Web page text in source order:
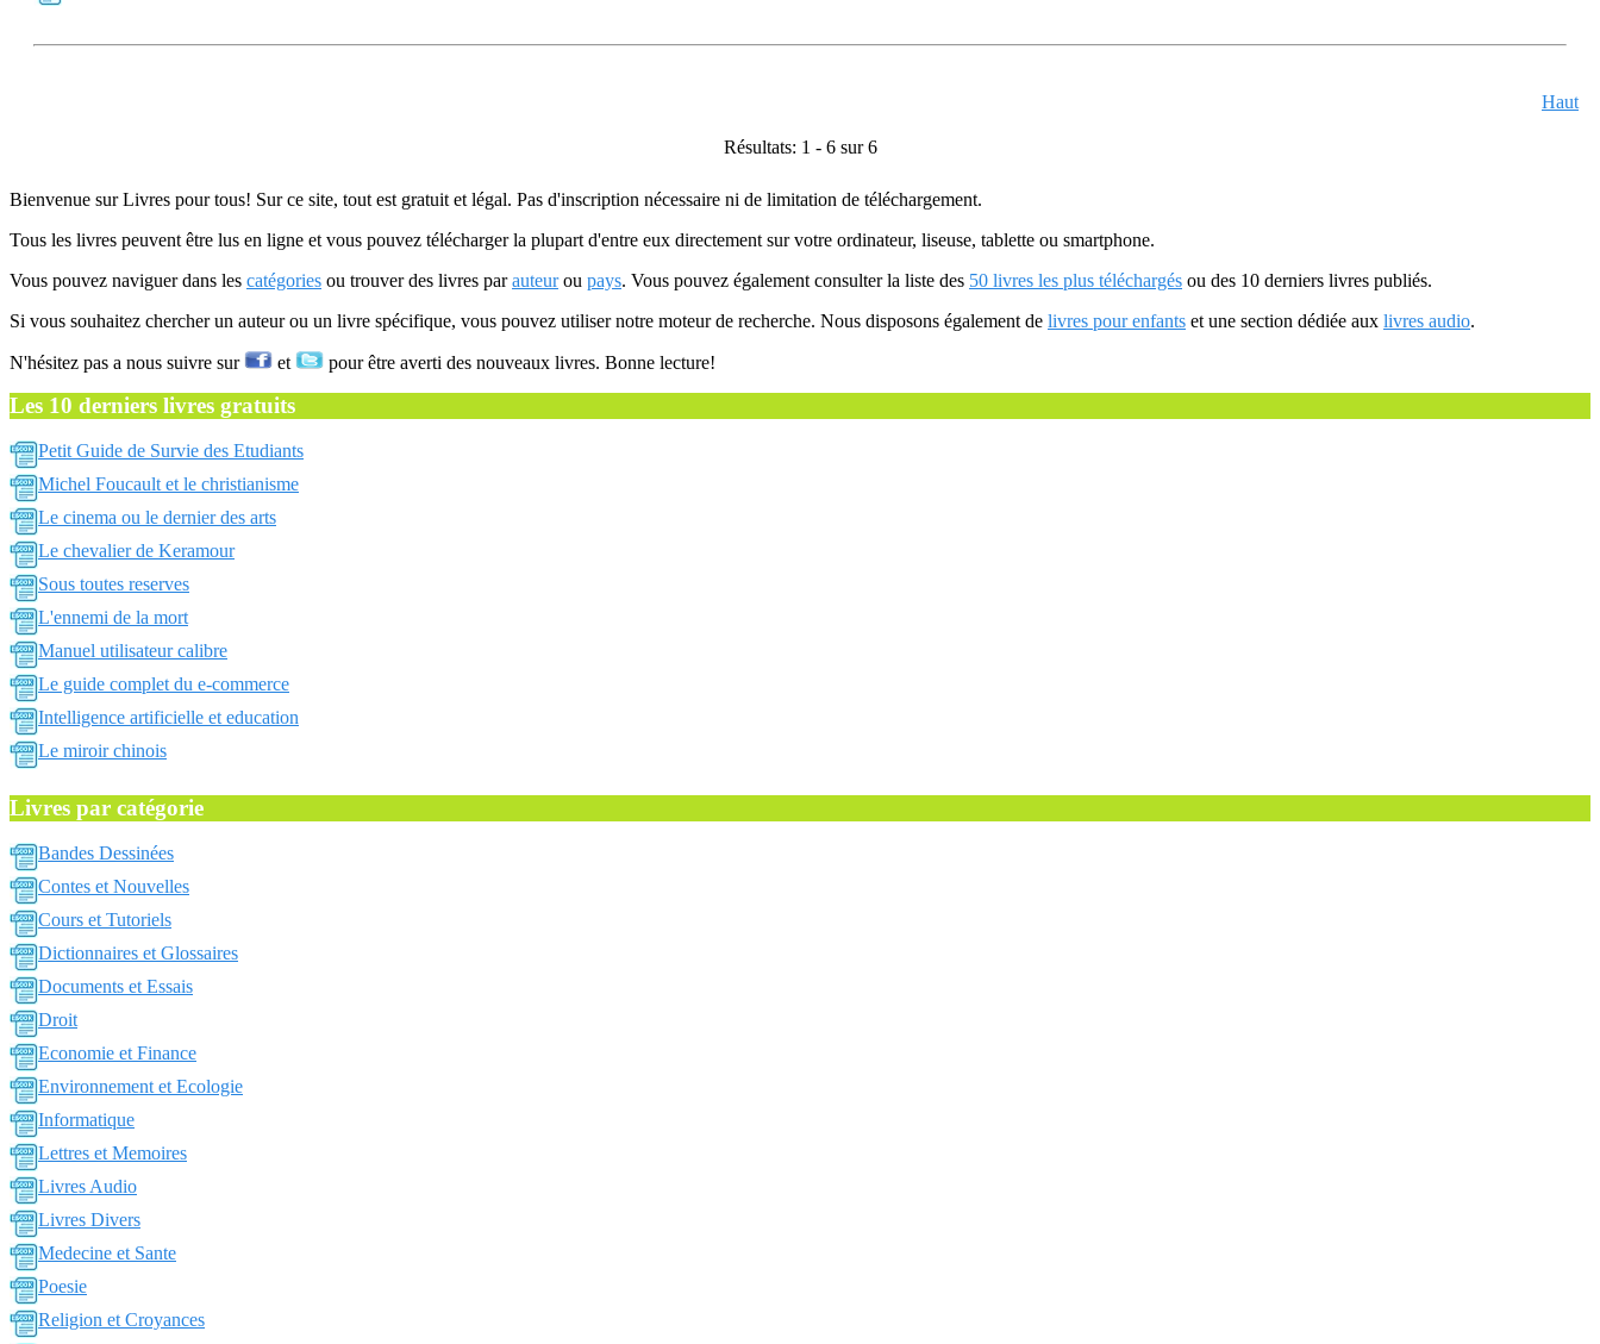
Haut
Résultats: 1 - 6 sur 6
Bienvenue sur Livres pour tous! Sur ce site, tout est gratuit et légal. Pas d'inscription nécessaire ni de limitation de téléchargement.
Tous les livres peuvent être lus en ligne et vous pouvez télécharger la plupart d'entre eux directement sur votre ordinateur, liseuse, tablette ou smartphone.
Vous pouvez naviguer dans les catégories ou trouver des livres parauteurou pays. Vous pouvez également consulter la liste des 50 livres les plus téléchargés ou des 10 derniers livres publiés.
Si vous souhaitez chercher un auteur ou un livre spécifique, vous pouvez utiliser notre moteur de recherche. Nous disposons également de livres pour enfants et une section dédiée aux livres audio.
N'hésitez pas a nous suivre sur et pour être averti des nouveaux livres. Bonne lecture!
Les 10 derniers livres gratuits
Petit Guide de Survie des Etudiants
Michel Foucault et le christianisme
Le cinema ou le dernier des arts
Le chevalier de Keramour
Sous toutes reserves
L'ennemi de la mort
Manuel utilisateur calibre
Le guide complet du e-commerce
Intelligence artificielle et education
Le miroir chinois
Livres par catégorie
Bandes Dessinées
Contes et Nouvelles
Cours et Tutoriels
Dictionnaires et Glossaires
Documents et Essais
Droit
Economie et Finance
Environnement et Ecologie
Informatique
Lettres et Memoires
Livres Audio
Livres Divers
Medecine et Sante
Poesie
Religion et Croyances